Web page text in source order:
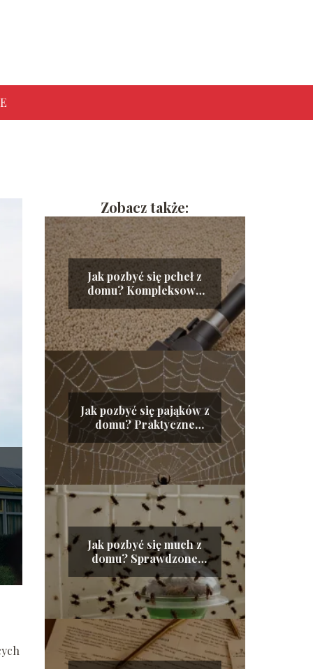
Zobacz także:
Jak pozbyć się pcheł z
domu? Kompleksowy
poradnik
Jak pozbyć się pająków z
domu? Praktyczne
wskazówki
Jak pozbyć się much z
domu? Sprawdzone
sposoby na owady